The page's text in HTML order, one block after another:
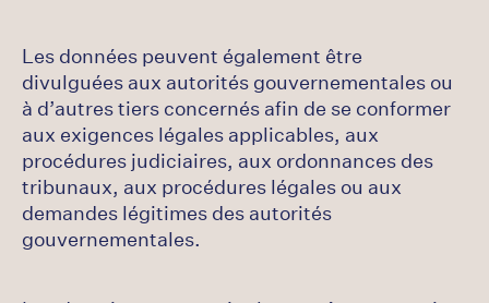
Les données peuvent également être
divulguées aux autorités gouvernementales ou
à d’autres tiers concernés afin de se conformer
aux exigences légales applicables, aux
procédures judiciaires, aux ordonnances des
tribunaux, aux procédures légales ou aux
demandes légitimes des autorités
gouvernementales.